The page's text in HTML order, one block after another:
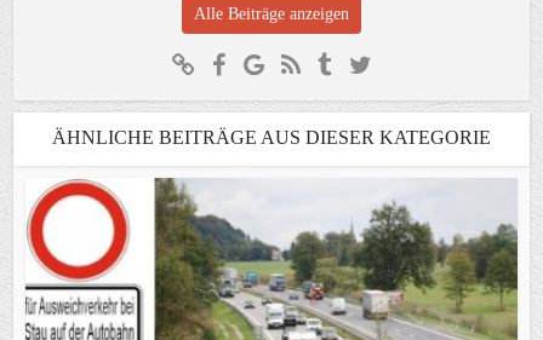
Alle Beiträge anzeigen
ÄHNLICHE BEITRÄGE AUS DIESER KATEGORIE